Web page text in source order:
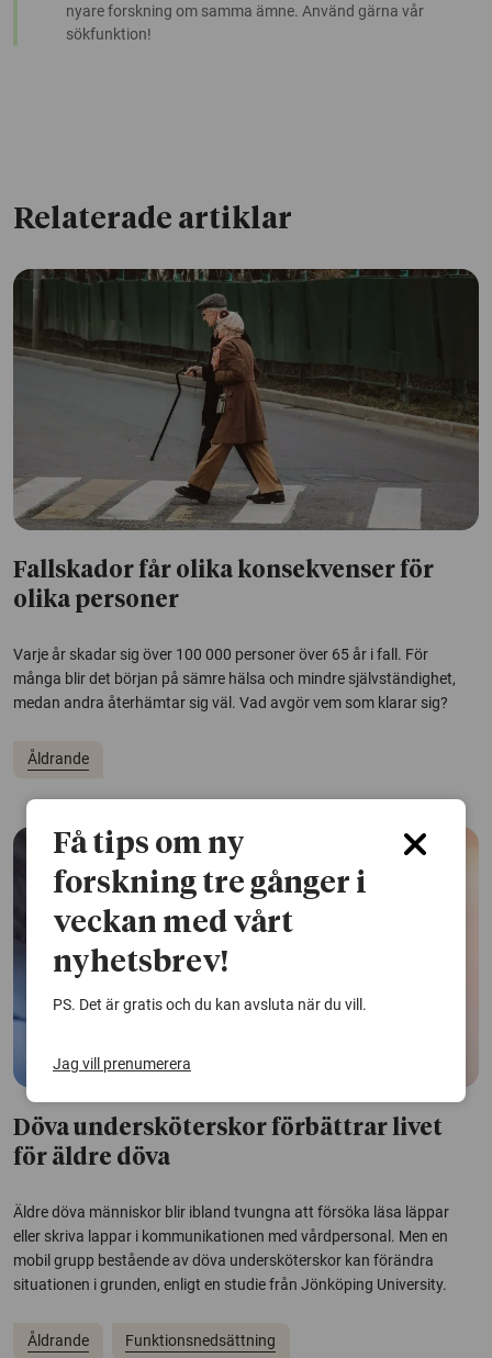
nyare forskning om samma ämne. Använd gärna vår
sökfunktion!
Relaterade artiklar
Fallskador får olika konsekvenser för
olika personer
Varje år skadar sig över 100 000 personer över 65 år i fall. För
många blir det början på sämre hälsa och mindre självständighet,
medan andra återhämtar sig väl. Vad avgör vem som klarar sig?
Åldrande
Döva undersköterskor förbättrar livet
för äldre döva
Äldre döva människor blir ibland tvungna att försöka läsa läppar
eller skriva lappar i kommunikationen med vårdpersonal. Men en
mobil grupp bestående av döva undersköterskor kan förändra
situationen i grunden, enligt en studie från Jönköping University.
Åldrande Funktionsnedsättning
Få tips om ny
forskning tre gånger i
veckan med vårt
nyhetsbrev!
PS. Det är gratis och du kan avsluta när du vill.
Jag vill prenumerera